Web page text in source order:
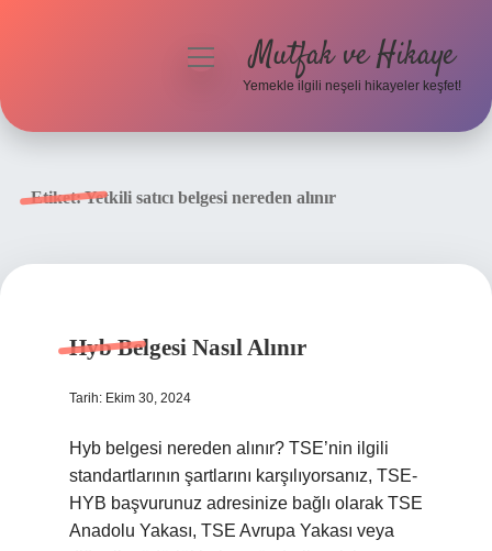
menüyüMutfak ve Hikaye
Yemekle ilgili neşeli hikayeler keşfet!
Etiket:Yetkili satıcı belgesi nereden alınır
Hyb Belgesi Nasıl Alınır
Tarih: Ekim 30, 2024
Hyb belgesi nereden alınır? TSE’nin ilgili
standartlarının şartlarını karşılıyorsanız, TSE-
HYB başvurunuz adresinize bağlı olarak TSE
Anadolu Yakası, TSE Avrupa Yakası veya